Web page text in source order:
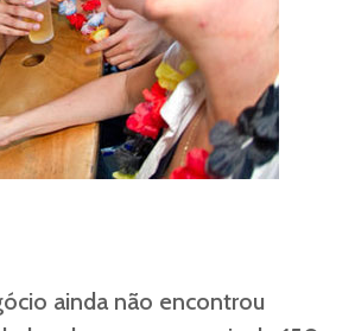
ainda não encontrou